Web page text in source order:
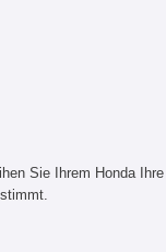
Sie Ihrem Honda